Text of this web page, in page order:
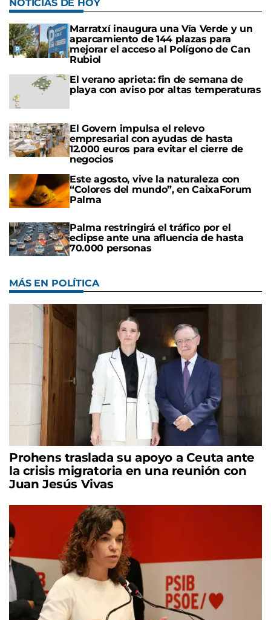
NOTICIAS DE HOY
Marratxí inaugura una Vía Verde y un
aparcamiento de 144 plazas para
mejorar el acceso al Polígono de Can
Rubiol
El verano aprieta: fin de semana de
playa con aviso por altas temperaturas
El Govern impulsa el relevo
empresarial con ayudas de hasta
12.000 euros para evitar el cierre de
negocios
Este agosto, vive la naturaleza con
“Colores del mundo”, en CaixaForum
Palma
Palma restringirá el tráfico por el
eclipse ante una afluencia de hasta
70.000 personas
MÁS EN POLÍTICA
Prohens traslada su apoyo a Ceuta ante
la crisis migratoria en una reunión con
Juan Jesús Vivas